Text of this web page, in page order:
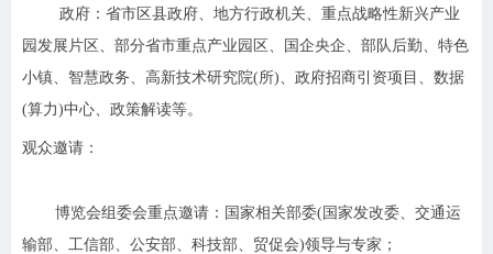
政府： 省市区县政府、地方行政机关、重点战略性新兴产业
园发展片区、部分省市重点产业园区、国企央企、部队后勤、特色
小镇、智慧政务、高新技术研究院(所)、政府招商引资项目、数据
(算力)中心、政策解读等。
观众邀请：
博览会组委会重点邀请：国家相关部委(国家发改委、交通运
输部、工信部、公安部、科技部、贸促会)领导与专家；